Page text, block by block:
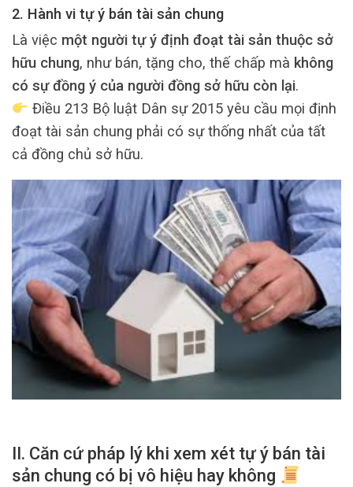
2. Hành vi tự ý bán tài sản chung
Là việc một người tự ý định đoạt tài sản thuộc sở
hữu chung, như bán, tặng cho, thế chấp mà không
có sự đồng ý của người đồng sở hữu còn lại.
Điều 213 Bộ luật Dân sự 2015 yêu cầu mọi định
đoạt tài sản chung phải có sự thống nhất của tất
cả đồng chủ sở hữu.
II. Căn cứ pháp lý khi xem xét tự ý bán tài
sản chung có bị vô hiệu hay không